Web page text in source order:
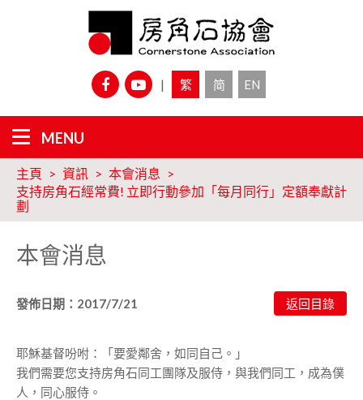
| 繁 简 EN
主頁 資訊
本會消息
支持房角石經常費! 立即行動參加「每月同行」定額奉獻計
劃
本會消息
發佈日期：2017/7/21
耶穌基督吩咐：「要愛鄰舍，如同自己。」
我們需要您支持房角石同工團隊及服侍，與我們同工，成為僕
人，同心服侍。